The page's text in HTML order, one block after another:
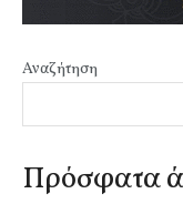
Αναζήτηση
Πρόσφατα